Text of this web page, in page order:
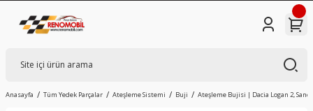
Anasayfa Tüm Yedek Parçalar Ateşleme Sistemi Buji Ateşleme Bujisi | Dacia Logan 2,